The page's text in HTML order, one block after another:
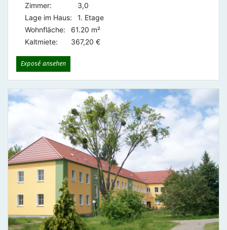
Zimmer:
3,0
Lage im Haus:
1. Etage
Wohnfläche:
61.20 m²
Kaltmiete:
367,20 €
Exposé ansehen